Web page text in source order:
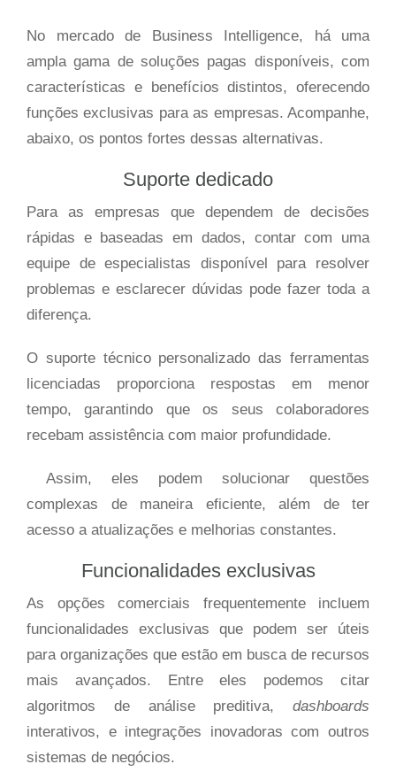
No mercado de Business Intelligence, há uma
ampla gama de soluções pagas disponíveis, com
características e benefícios distintos, oferecendo
funções exclusivas para as empresas. Acompanhe,
abaixo, os pontos fortes dessas alternativas.
Suporte dedicado
Para as empresas que dependem de decisões
rápidas e baseadas em dados, contar com uma
equipe de especialistas disponível para resolver
problemas e esclarecer dúvidas pode fazer toda a
diferença.
O suporte técnico personalizado das ferramentas
licenciadas proporciona respostas em menor
tempo, garantindo que os seus colaboradores
recebam assistência com maior profundidade.
Assim, eles podem solucionar questões
complexas de maneira eficiente, além de ter
acesso a atualizações e melhorias constantes.
Funcionalidades exclusivas
As opções comerciais frequentemente incluem
funcionalidades exclusivas que podem ser úteis
para organizações que estão em busca de recursos
mais avançados. Entre eles podemos citar
algoritmos de análise preditiva, dashboards
interativos, e integrações inovadoras com outros
sistemas de negócios.